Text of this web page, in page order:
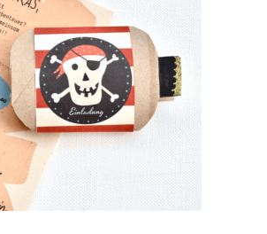
IN DEN WARENKORB